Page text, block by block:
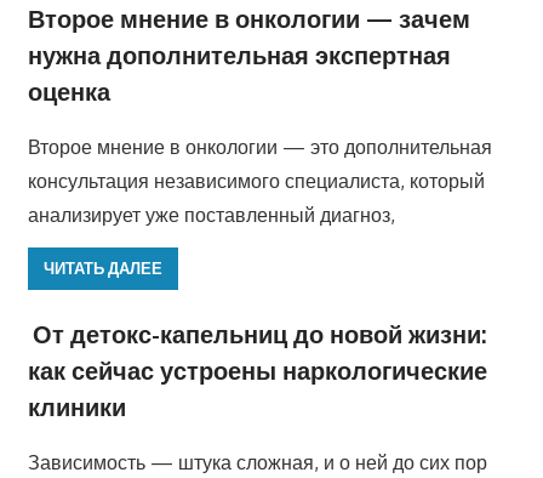
Второе мнение в онкологии — зачем
нужна дополнительная экспертная
оценка
Второе мнение в онкологии — это дополнительная
консультация независимого специалиста, который
анализирует уже поставленный диагноз,
ЧИТАТЬ ДАЛЕЕ
От детокс-капельниц до новой жизни:
как сейчас устроены наркологические
клиники
Зависимость — штука сложная, и о ней до сих пор